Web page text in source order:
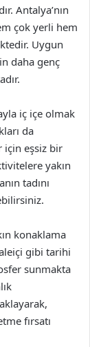
Antalya’nın
çok yerli hem
Uygun
daha genç
iç içe olmak
da
için eşsiz bir
yakın
tadını
konaklama
gibi tarihi
sunmakta
fırsatı